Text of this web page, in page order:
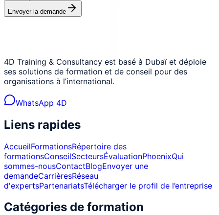
Envoyer la demande
4D Training & Consultancy est basé à Dubaï et déploie
ses solutions de formation et de conseil pour des
organisations à l’international.
WhatsApp 4D
Liens rapides
AccueilFormationsRépertoire des
formationsConseilSecteursÉvaluationPhoenixQui
sommes-nousContactBlogEnvoyer une
demandeCarrièresRéseau
d'expertsPartenariatsTélécharger le profil de l’entreprise
Catégories de formation